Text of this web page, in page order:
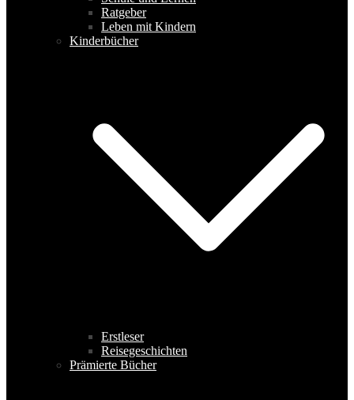
Ratgeber
Leben mit Kindern
Kinderbücher
Erstleser
Reisegeschichten
Prämierte Bücher